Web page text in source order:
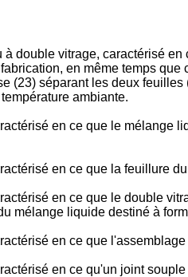
double vitrage, caractérisé
en même temps
(23) séparant les deux
ambiante.
en ce que le mélange
en ce que la feuillure
en ce que le double
mélange liquide destiné à
en ce que
en ce qu'un joint